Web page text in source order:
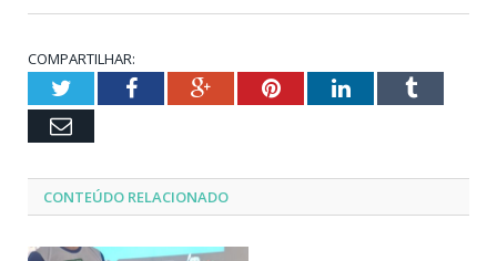
COMPARTILHAR:
TwitterFacebookGoogle+PinterestLinkedInTumblr
Email
CONTEÚDO RELACIONADO